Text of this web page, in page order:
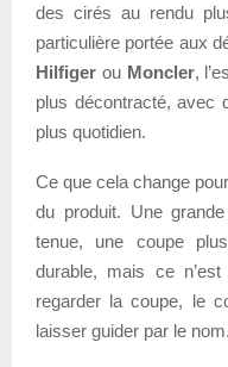
des cirés au rendu
particulière portée aux
Hilfiger ou Moncler,
plus décontracté, avec
plus quotidien.
Ce que cela change
du produit. Une
tenue, une coupe
durable, mais ce
regarder la coupe, le
laisser guider par le nom.